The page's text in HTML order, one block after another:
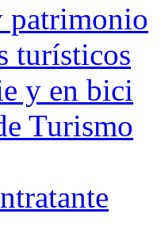
patrimonio
turísticos
y en bici
Turismo